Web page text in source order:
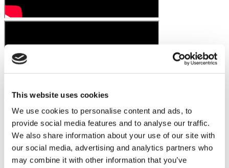
This website uses cookies
We use cookies to personalise content and ads, to
provide social media features and to analyse our traffic.
We also share information about your use of our site with
our social media, advertising and analytics partners who
may combine it with other information that you’ve